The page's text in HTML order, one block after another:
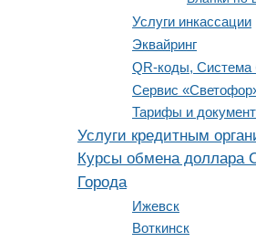
Услуги инкассации
Эквайринг
QR-коды,
Сервис
Тарифы и
Услуги кредитным
Курсы обмена доллара
Города
Ижевск
Воткинск